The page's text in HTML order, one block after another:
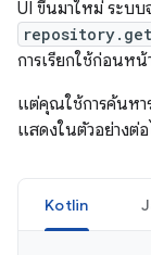
UI ขึ้นมาใหม่ ระบบ
การเรียกใช้ก่อนหน้
แต่คุณใช้การค้นห
แสดงในตัวอย่างต่
Kotlin